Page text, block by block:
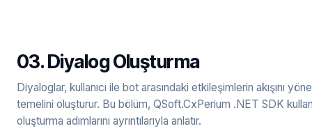
03. Diyalog Oluşturma
Diyaloglar, kullanıcı ile bot arasındaki etkileşimlerin akışını
temelini oluşturur. Bu bölüm, QSoft.CxPerium .NET SDK
oluşturma adımlarını ayrıntılarıyla anlatır.